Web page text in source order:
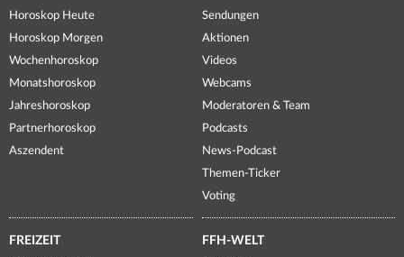
Horoskop Heute
Horoskop Morgen
Wochenhoroskop
Monatshoroskop
Jahreshoroskop
Partnerhoroskop
Aszendent
Sendungen
Aktionen
Videos
Webcams
Moderatoren & Team
Podcasts
News-Podcast
Themen-Ticker
Voting
FREIZEIT FFH-WELT